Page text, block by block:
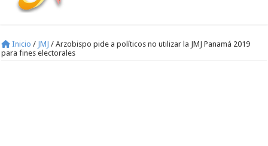
Inicio / JMJ / Arzobispo pide a políticos no utilizar la JMJ Panamá 2019
para fines electorales